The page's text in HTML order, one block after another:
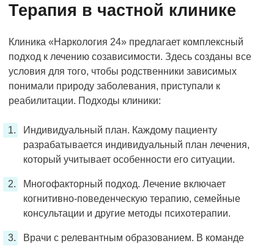
Терапия в частной клинике
Клиника «Наркология 24» предлагает комплексный
подход к лечению созависимости. Здесь созданы все
условия для того, чтобы родственники зависимых
понимали природу заболевания, приступали к
реабилитации. Подходы клиники:
Индивидуальный план. Каждому пациенту
разрабатывается индивидуальный план лечения,
который учитывает особенности его ситуации.
Многофакторный подход. Лечение включает
когнитивно-поведенческую терапию, семейные
консультации и другие методы психотерапии.
Врачи с релевантным образованием. В команде